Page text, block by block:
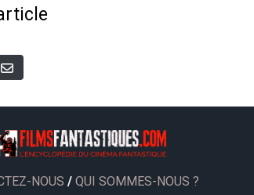
NOUS / QUI SOMMES-NOUS ?